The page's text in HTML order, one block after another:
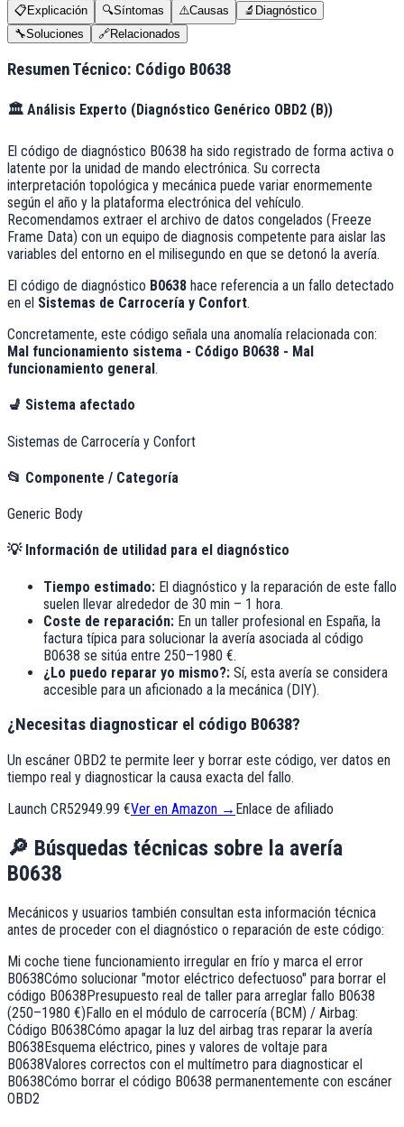
📋 Explicación 🔍Síntomas ⚠️Causas 🔬 Diagnóstico
🔧Soluciones 🔗Relacionados
Resumen Técnico: Código B0638
🏛️ Análisis Experto (Diagnóstico Genérico OBD2 (B))
El código de diagnóstico B0638 ha sido registrado de forma activa o
latente por la unidad de mando electrónica. Su correcta
interpretación topológica y mecánica puede variar enormemente
según el año y la plataforma electrónica del vehículo.
Recomendamos extraer el archivo de datos congelados (Freeze
Frame Data) con un equipo de diagnosis competente para aislar las
variables del entorno en el milisegundo en que se detonó la avería.
El código de diagnóstico B0638 hace referencia a un fallo detectado
en el Sistemas de Carrocería y Confort.
Concretamente, este código señala una anomalía relacionada con:
Mal funcionamiento sistema - Código B0638 - Mal
funcionamiento general.
💺 Sistema afectado
Sistemas de Carrocería y Confort
📂 Componente / Categoría
Generic Body
💡Información de utilidad para el diagnóstico
Tiempo estimado: El diagnóstico y la reparación de este fallo
suelen llevar alrededor de 30 min – 1 hora.
Coste de reparación: En un taller profesional en España, la
factura típica para solucionar la avería asociada al código
B0638 se sitúa entre 250–1980 €.
¿Lo puedo reparar yo mismo?: Sí, esta avería se considera
accesible para un aficionado a la mecánica (DIY).
¿Necesitas diagnosticar el código B0638?
Un escáner OBD2 te permite leer y borrar este código, ver datos en
tiempo real y diagnosticar la causa exacta del fallo.
Launch CR52949.99 €Ver en Amazon → Enlace de afiliado
🔎 Búsquedas técnicas sobre la avería
B0638
Mecánicos y usuarios también consultan esta información técnica
antes de proceder con el diagnóstico o reparación de este código:
Mi coche tiene funcionamiento irregular en frío y marca el error
B0638Cómo solucionar "motor eléctrico defectuoso" para borrar el
código B0638Presupuesto real de taller para arreglar fallo B0638
(250–1980 €)Fallo en el módulo de carrocería (BCM) / Airbag:
Código B0638Cómo apagar la luz del airbag tras reparar la avería
B0638Esquema eléctrico, pines y valores de voltaje para
B0638Valores correctos con el multímetro para diagnosticar el
B0638Cómo borrar el código B0638 permanentemente con escáner
OBD2